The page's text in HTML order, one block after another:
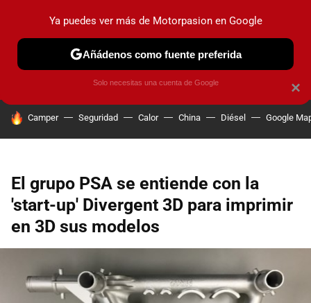
PRUEBAS COCHES ELÉCTRICOS OBSERVATORIO
HOY SE HABLA DE
Camper Seguridad Calor China Diésel Google
El grupo PSA se entiende con la
'start-up' Divergent 3D para imprimir
en 3D sus modelos
×
Ya puedes ver más de Motorpasion en Google
Añádenos como fuente preferida
Solo necesitas una cuenta de Google